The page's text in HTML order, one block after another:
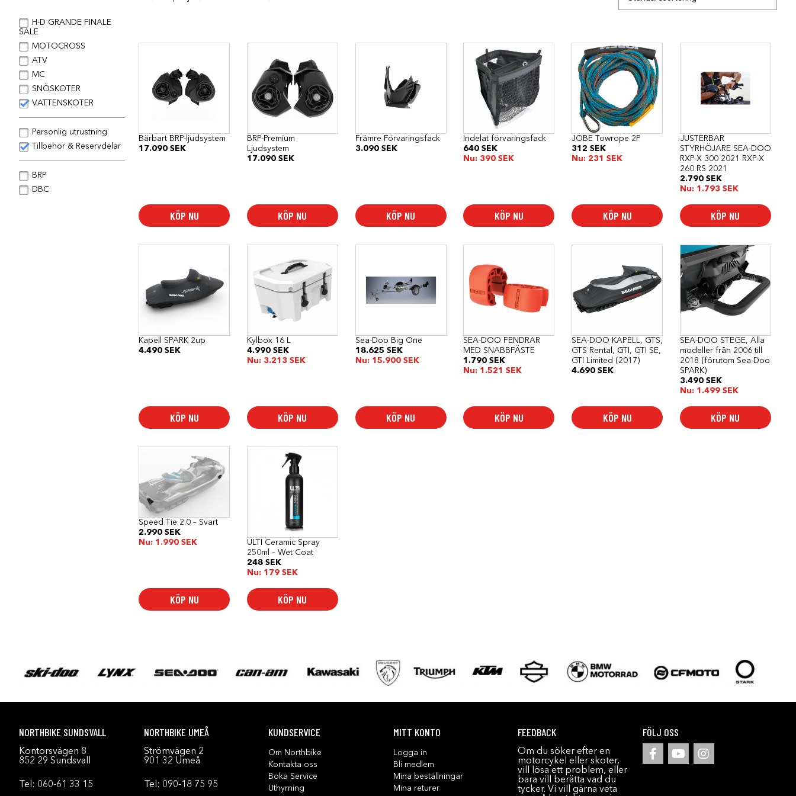
Bärbart BRP-ljudsystem
17.090 SEK
KÖP NU
BRP-Premium
Ljudsystem
17.090 SEK
KÖP NU
Främre Förvaringsfack
3.090 SEK
KÖP NU
Indelat förvaringsfack
640SEK
Nu: 390SEK
KÖP NU
JOBE Towrope 2P
312SEK
Nu: 231SEK
KÖP NU
JUSTERBAR
STYRHÖJARE SEA-DOO
RXP-X 300 2021 RXP-X
260 RS 2021
2.790 SEK
Nu: 1.793 SEK
KÖP NU
Kapell SPARK 2up
4.490 SEK
KÖP NU
Kylbox 16 L
4.990 SEK
Nu: 3.213 SEK
KÖP NU
Sea-Doo Big One
18.625 SEK
Nu: 15.900 SEK
KÖP NU
SEA-DOO FENDRAR
MED SNABBFÄSTE
1.790SEK
Nu: 1.521SEK
KÖP NU
SEA-DOO KAPELL, GTS,
GTS Rental, GTI, GTI SE,
GTI Limited (2017)
4.690SEK
KÖP NU
SEA-DOO STEGE, Alla
modeller från 2006 till
2018 (förutom Sea-Doo
SPARK)
3.490 SEK
Nu: 1.499 SEK
KÖP NU
Speed Tie 2.0 – Svart
2.990 SEK
Nu: 1.990 SEK
KÖP NU
ULTI Ceramic Spray
250ml – Wet Coat
248 SEK
Nu: 179 SEK
KÖP NU
H-D GRANDE FINALE
SALE
MOTOCROSS
ATV
MC
SNÖSKOTER
VATTENSKOTER
Personlig utrustning
Tillbehör & Reservdelar
BRP
DBC
NORTHBIKE SUNDSVALL
Kontorsvägen 8
852 29 Sundsvall
Tel: 060-61 33 15
NORTHBIKE UMEÅ
Strömvägen 2
901 32 Umeå
Tel: 090-18 75 95
KUNDSERVICE
Om Northbike
Kontakta oss
Boka Service
Uthyrning
MITT KONTO
Logga in
Bli medlem
Mina beställningar
Mina returer
FEEDBACK
Om du söker efter en
motorcykel eller skoter,
vill lösa ett problem, eller
bara vill berätta vad du
tycker. Vi vill gärna veta
FÖLJ OSS